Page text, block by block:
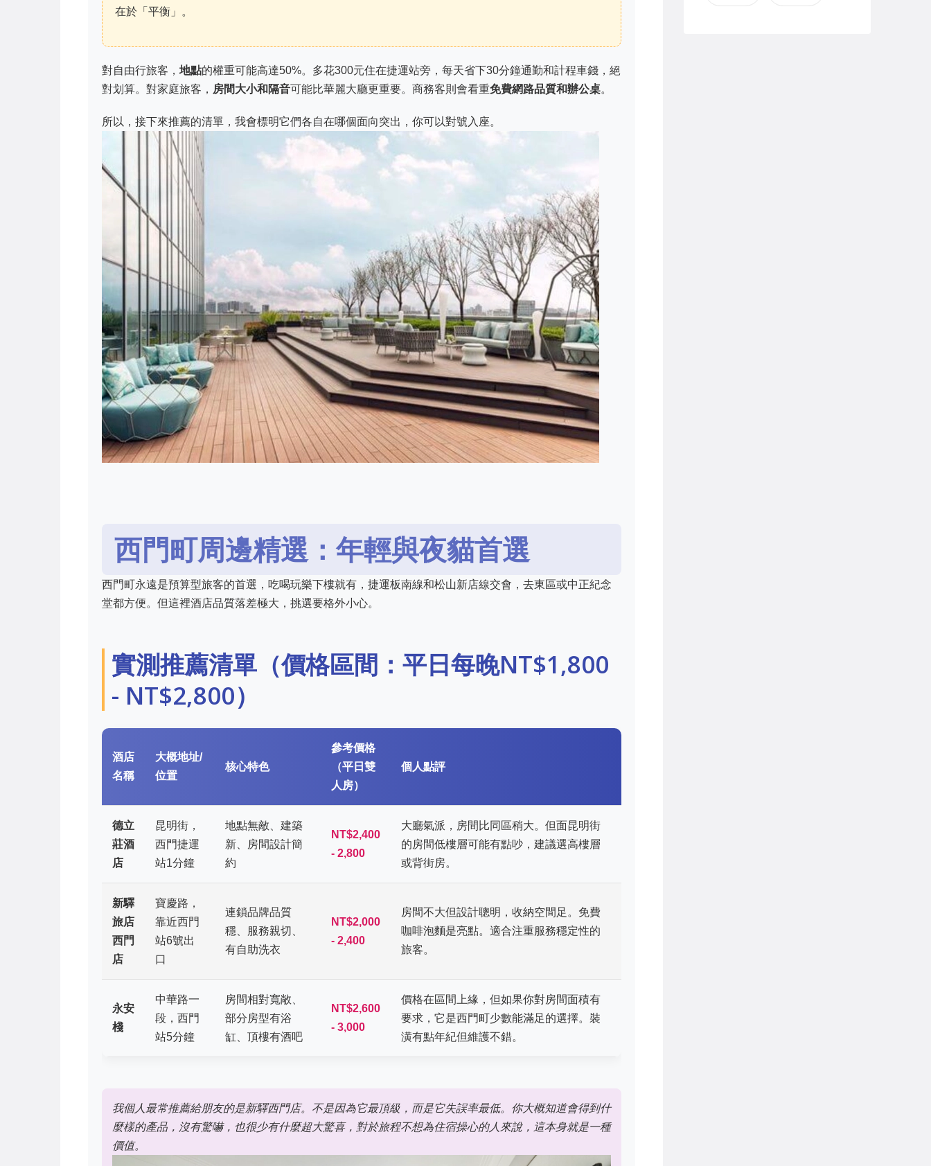
在於「平衡」。
對自由行旅客， 地點的權重可能高達50%。多花300元住在捷運站旁，每天省下30分鐘通勤和計程車錢，絕
對划算。對家庭旅客， 房間大小和隔音可能比華麗大廳更重要。商務客則會看重免費網路品質和辦公桌。
所以，接下來推薦的清單，我會標明它們各自在哪個面向突出，你可以對號入座。
西門町周邊精選：年輕與夜貓首選
西門町永遠是預算型旅客的首選，吃喝玩樂下樓就有，捷運板南線和松山新店線交會，去東區或中正紀念
堂都方便。但這裡酒店品質落差極大，挑選要格外小心。
實測推薦清單（價格區間：平日每晚NT$1,800
- NT$2,800）
酒店
名稱
大概地址/
位置
核心特色
參考價格
（平日雙
人房）
個人點評
德立
莊酒
店
昆明街，
西門捷運
站1分鐘
地點無敵、建築
新、房間設計簡
約
NT$2,400
- 2,800
大廳氣派，房間比同區稍大。但面昆明街
的房間低樓層可能有點吵，建議選高樓層
或背街房。
新驛
旅店
西門
店
寶慶路，
靠近西門
站6號出
口
連鎖品牌品質
穩、服務親切、
有自助洗衣
NT$2,000
- 2,400
房間不大但設計聰明，收納空間足。免費
咖啡泡麵是亮點。適合注重服務穩定性的
旅客。
永安
棧
中華路一
段，西門
站5分鐘
房間相對寬敞、
部分房型有浴
缸、頂樓有酒吧
NT$2,600
- 3,000
價格在區間上緣，但如果你對房間面積有
要求，它是西門町少數能滿足的選擇。裝
潢有點年紀但維護不錯。
我個人最常推薦給朋友的是新驛西門店。不是因為它最頂級，而是它失誤率最低。你大概知道會得到什
麼樣的產品，沒有驚嚇，也很少有什麼超大驚喜，對於旅程不想為住宿操心的人來說，這本身就是一種
價值。